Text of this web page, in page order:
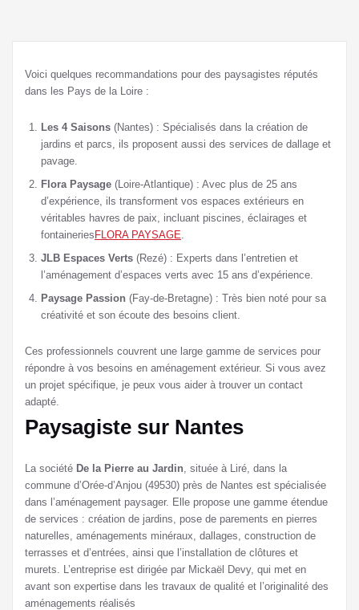
Voici quelques recommandations pour des paysagistes réputés
dans les Pays de la Loire :
Les 4 Saisons (Nantes) : Spécialisés dans la création de
jardins et parcs, ils proposent aussi des services de dallage et
pavage​.
Flora Paysage (Loire-Atlantique) : Avec plus de 25 ans
d’expérience, ils transforment vos espaces extérieurs en
véritables havres de paix, incluant piscines, éclairages et
fontaineries​ FLORA PAYSAGE.
JLB Espaces Verts (Rezé) : Experts dans l’entretien et
l’aménagement d’espaces verts avec 15 ans d’expérience.
Paysage Passion (Fay-de-Bretagne) : Très bien noté pour sa
créativité et son écoute des besoins client.
Ces professionnels couvrent une large gamme de services pour
répondre à vos besoins en aménagement extérieur. Si vous avez
un projet spécifique, je peux vous aider à trouver un contact
adapté.
Paysagiste sur Nantes
La société De la Pierre au Jardin, située à Liré, dans la
commune d’Orée-d’Anjou (49530) près de Nantes est spécialisée
dans l’aménagement paysager. Elle propose une gamme étendue
de services : création de jardins, pose de parements en pierres
naturelles, aménagements minéraux, dallages, construction de
terrasses et d’entrées, ainsi que l’installation de clôtures et
murets. L’entreprise est dirigée par Mickaël Devy, qui met en
avant son expertise dans les travaux de qualité et l’originalité des
aménagements réalisés​